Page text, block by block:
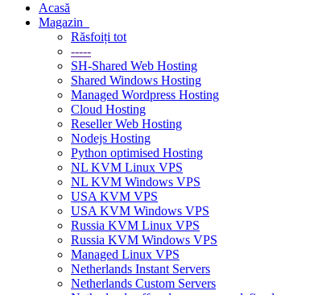
Acasă
Magazin
Răsfoiți tot
-----
SH-Shared Web Hosting
Shared Windows Hosting
Managed Wordpress Hosting
Cloud Hosting
Reseller Web Hosting
Nodejs Hosting
Python optimised Hosting
NL KVM Linux VPS
NL KVM Windows VPS
USA KVM VPS
USA KVM Windows VPS
Russia KVM Linux VPS
Russia KVM Windows VPS
Managed Linux VPS
Netherlands Instant Servers
Netherlands Custom Servers